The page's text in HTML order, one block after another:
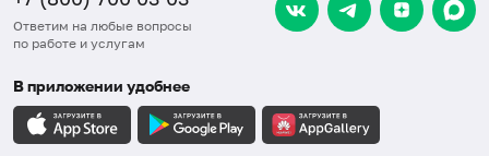
Ответим на любые вопросы
по работе и услугам
В приложении удобнее